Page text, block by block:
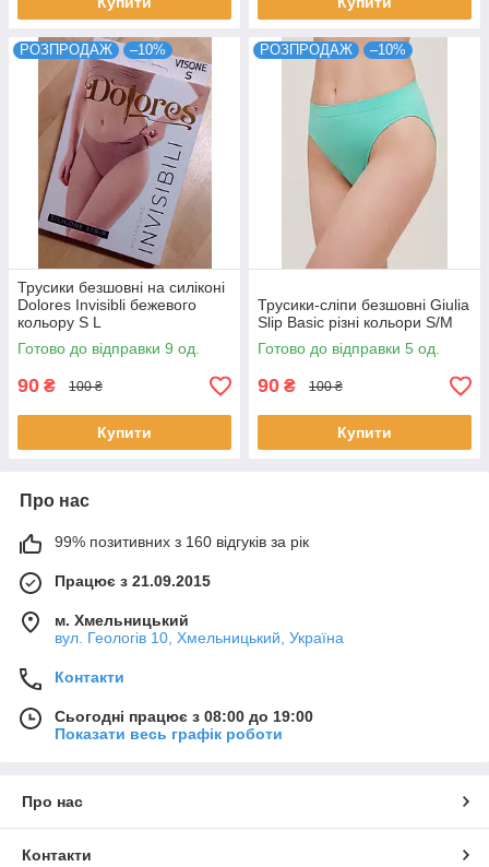
РОЗПРОДАЖ –10%
Трусики безшовні на силіконі
Dolores Invisibli бежевого
кольору S L
Готово до відправки 9 од.
90 ₴ 100 ₴
Купити
РОЗПРОДАЖ –10%
Трусики-сліпи безшовні Giulia
Slip Basic різні кольори S/M
Готово до відправки 5 од.
90 ₴ 100 ₴
Купити
Про нас
99% позитивних з 160 відгуків за рік
Працює з 21.09.2015
м. Хмельницький
вул. Геологів 10, Хмельницький, Україна
Контакти
Сьогодні працює з 08:00 до 19:00
Показати весь графік роботи
Про нас
Контакти